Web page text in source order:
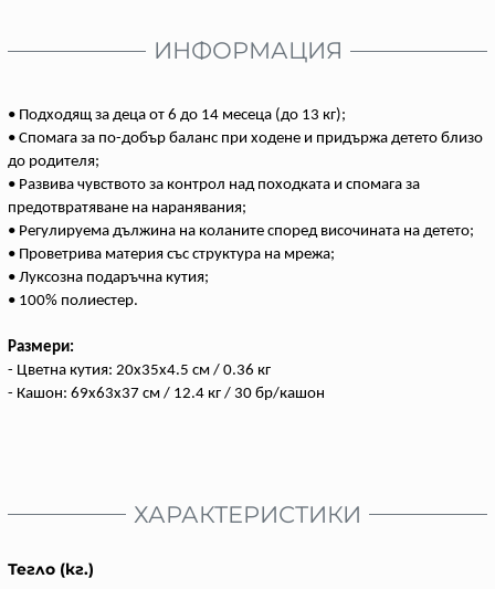
ИНФОРМАЦИЯ
• Подходящ за деца от 6 до 14 месеца (до 13 кг);
• Спомага за по-добър баланс при ходене и придържа детето близо
до родителя;
• Развива чувството за контрол над походката и спомага за
предотвратяване на наранявания;
• Регулируема дължина на коланите според височината на детето;
• Проветрива материя със структура на мрежа;
• Луксозна подаръчна кутия;
• 100% полиестер.
Размери:
- Цветна кутия: 20x35x4.5 см / 0.36 кг
- Кашон: 69x63x37 см / 12.4 кг / 30 бр/кашон
ХАРАКТЕРИСТИКИ
Тегло (кг.)